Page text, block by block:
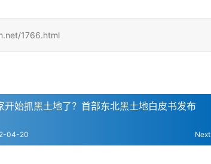
1766.html
开始抓黑土地了？首部东北黑土地白皮书发布
Next
04-20